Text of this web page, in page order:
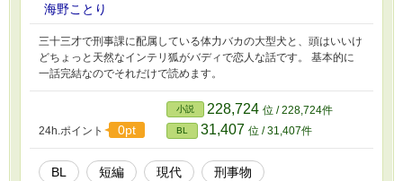
海野ことり
三十三才で刑事課に配属している体力バカの大型犬と、頭はいいけ
どちょっと天然なインテリ狐がバディで恋人な話です。 基本的に
一話完結なのでそれだけで読めます。
24h.ポイント 0pt
小説 228,724 位 / 228,724件
BL 31,407 位 / 31,407件
BL 短編 現代
刑事物